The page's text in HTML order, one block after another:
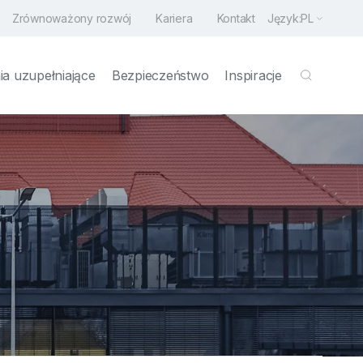
Zrównoważony rozwój Kariera Kontakt Język:PL
uzupełniające Bezpieczeństwo Inspiracje